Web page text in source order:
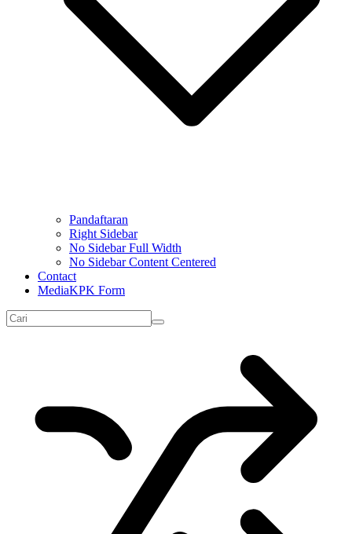
Pandaftaran
Right Sidebar
No Sidebar Full Width
No Sidebar Content Centered
Contact
MediaKPK Form